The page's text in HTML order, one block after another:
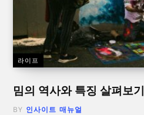
라이프
밈의 역사와 특징 살펴보기
BY 인사이트 매뉴얼